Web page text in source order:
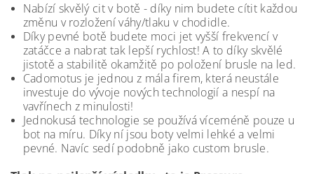
Nabízí skvělý cit v botě - díky nim budete cítit každou
změnu v rozložení váhy/tlaku v chodidle.
Díky pevné botě budete moci jet vyšší frekvencí v
zatáčce a nabrat tak lepší rychlost! A to díky skvělé
jistotě a stabilitě okamžitě po položení brusle na led.
Cadomotus je jednou z mála firem, která neustále
investuje do vývoje nových technologií a nespí na
vavřínech z minulosti!
Jednokusá technologie se používá víceméně pouze u
bot na míru. Díky ní jsou boty velmi lehké a velmi
pevné. Navíc sedí podobně jako custom brusle.